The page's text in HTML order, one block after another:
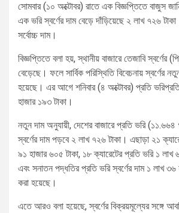
সোমবার (১০ অক্টোবর) রাতে এক বিজ্ঞপ্তিতে বাজুস
এক ভরি স্বর্ণের দাম বেড়ে দাঁড়িয়েছে ২ লাখ ৭২৬
সর্বোচ্চ দাম।
বিজ্ঞপ্তিতে বলা হয়, স্থানীয় বাজারে তেজাবি স্বর্ণের
বেড়েছে। ফলে সার্বিক পরিস্থিতি বিবেচনায় স্বর্ণের
হয়েছে। এর আগে শনিবার (৪ অক্টোবর) প্রতি
হাজার ১৯৩ টাকা।
নতুন দাম অনুযায়ী, দেশের বাজারে প্রতি ভরি (১১.৬৬৪
স্বর্ণের দাম পড়বে ২ লাখ ৭২৬ টাকা। এছাড়া ২১
৯১ হাজার ৬০৫ টাকা, ১৮ ক্যারেটের প্রতি ভরি ১ লাখ
এবং সনাতন পদ্ধতির প্রতি ভরি স্বর্ণের দাম ১ লাখ ৩৬
করা হয়েছে।
এতে আরও বলা হয়েছে, স্বর্ণের বিক্রয়মূল্যের সঙ্গে